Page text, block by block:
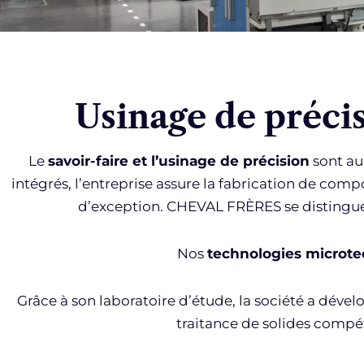
Usinage de
Le savoir-faire et l’usinage de précision sont
intégrés, l’entreprise assure la fabrication de
d’exception. CHEVAL FRÈRES se
Nos technologies
Grâce à son laboratoire d’étude, la société a
traitance de solides